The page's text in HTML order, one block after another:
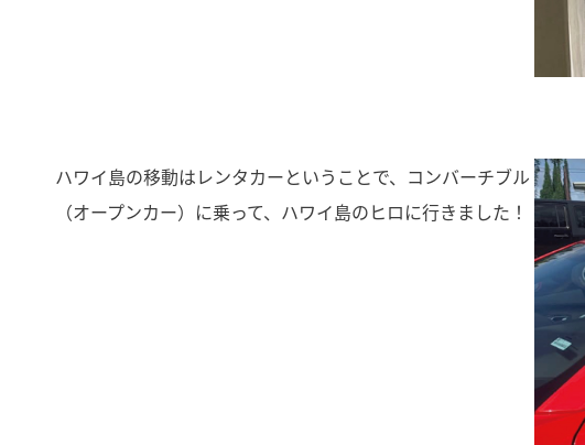
ハワイ島の移動はレンタカーということで、コンバーチブル
（オープンカー）に乗って、ハワイ島のヒロに行きました！